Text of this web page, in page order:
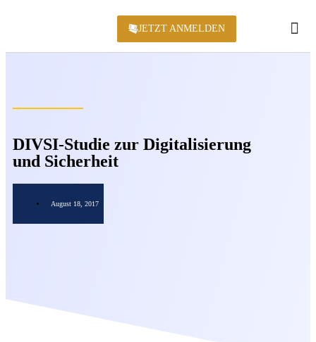
JETZT ANMELDEN
DIVSI-Studie zur Digitalisierung
und Sicherheit
August 18, 2017